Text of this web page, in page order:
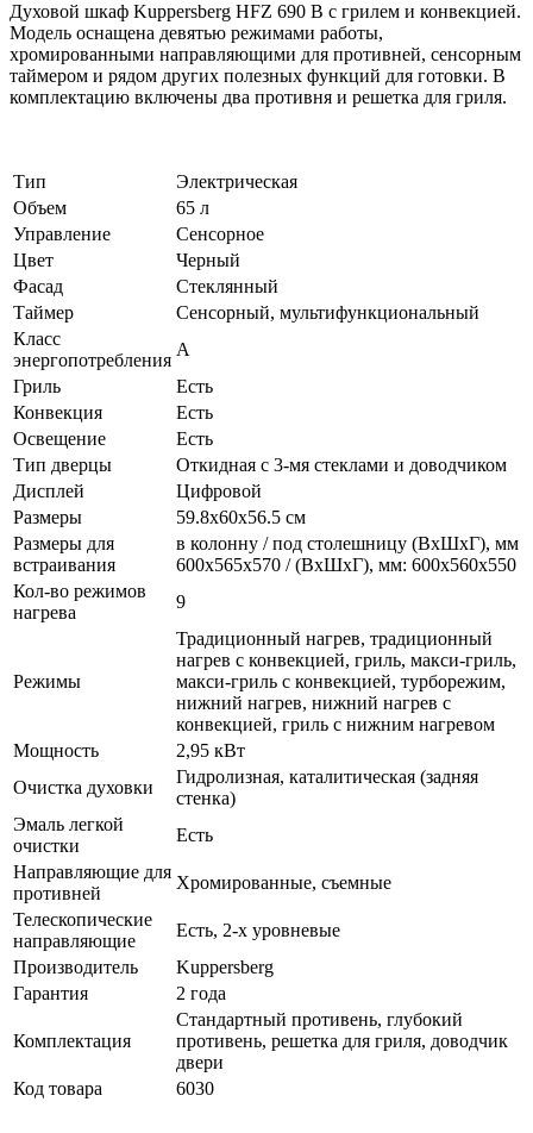
Духовой шкаф Kuppersberg HFZ 690 B с грилем и конвекцией.
Модель оснащена девятью режимами работы,
хромированными направляющими для противней, сенсорным
таймером и рядом других полезных функций для готовки. В
комплектацию включены два противня и решетка для гриля.
Тип
Электрическая
Объем
65 л
Управление
Сенсорное
Цвет
Черный
Фасад
Стеклянный
Таймер
Сенсорный, мультифункциональный
Класс
энергопотребления
А
Гриль
Есть
Конвекция
Есть
Освещение
Есть
Тип дверцы
Откидная с 3-мя стеклами и доводчиком
Дисплей
Цифровой
Размеры
59.8х60х56.5 см
Размеры для
встраивания
в колонну / под столешницу (ВхШхГ), мм
600х565х570 / (ВхШхГ), мм: 600х560х550
Кол-во режимов
нагрева
9
Режимы
Традиционный нагрев, традиционный
нагрев с конвекцией, гриль, макси-гриль,
макси-гриль с конвекцией, турборежим,
нижний нагрев, нижний нагрев с
конвекцией, гриль с нижним нагревом
Мощность
2,95 кВт
Очистка духовки
Гидролизная, каталитическая (задняя
стенка)
Эмаль легкой
очистки
Есть
Направляющие для
противней
Хромированные, съемные
Телескопические
направляющие
Есть, 2-х уровневые
Производитель
Kuppersberg
Гарантия
2 года
Комплектация
Стандартный противень, глубокий
противень, решетка для гриля, доводчик
двери
Код товара
6030